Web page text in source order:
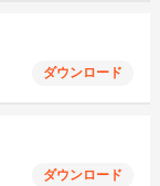
ダウンロード
ダウンロード